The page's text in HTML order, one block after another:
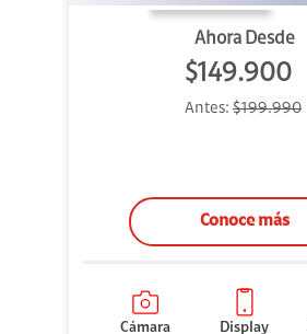
Ahora Desde
$149.900
Antes: $199.990
Conoce más
Cámara
Display